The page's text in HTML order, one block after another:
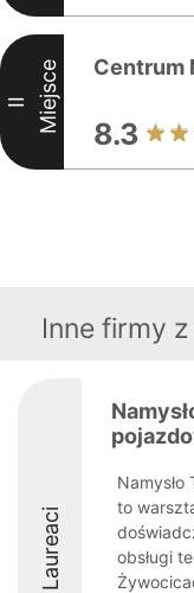
II Miejsce Centrum
8.3
Inne firmy
Laureaci
to
obsługi